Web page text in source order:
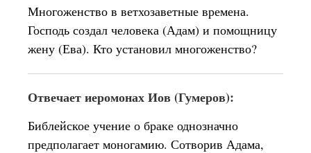
Многоженство в ветхозаветные времена.
Господь создал человека (Адам) и помощницу
жену (Ева). Кто установил многоженство?
Отвечает иеромонах Иов (Гумеров):
Библейское учение о браке однозначно
предполагает моногамию. Сотворив Адама,